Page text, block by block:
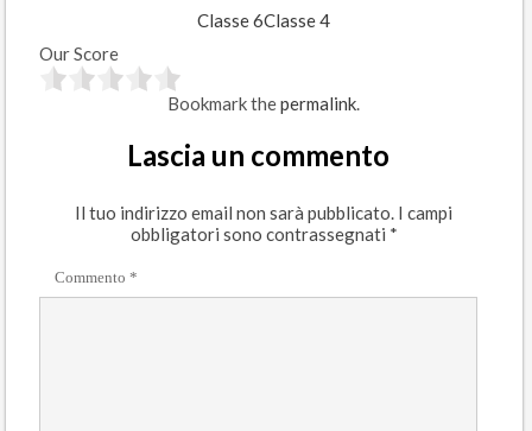
Classe 6Classe 4
Our Score
Bookmark thepermalink
Lascia un commento
Il tuo indirizzo email non sarà pubblicato. I campi
obbligatori sono contrassegnati *
Commento *